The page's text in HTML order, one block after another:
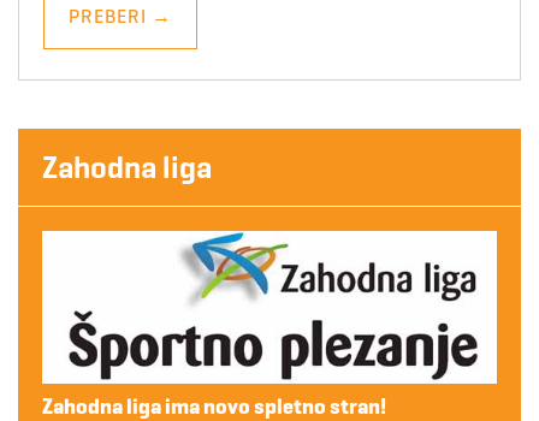
PREBERI →
Zahodna liga
Zahodna liga ima novo spletno stran!